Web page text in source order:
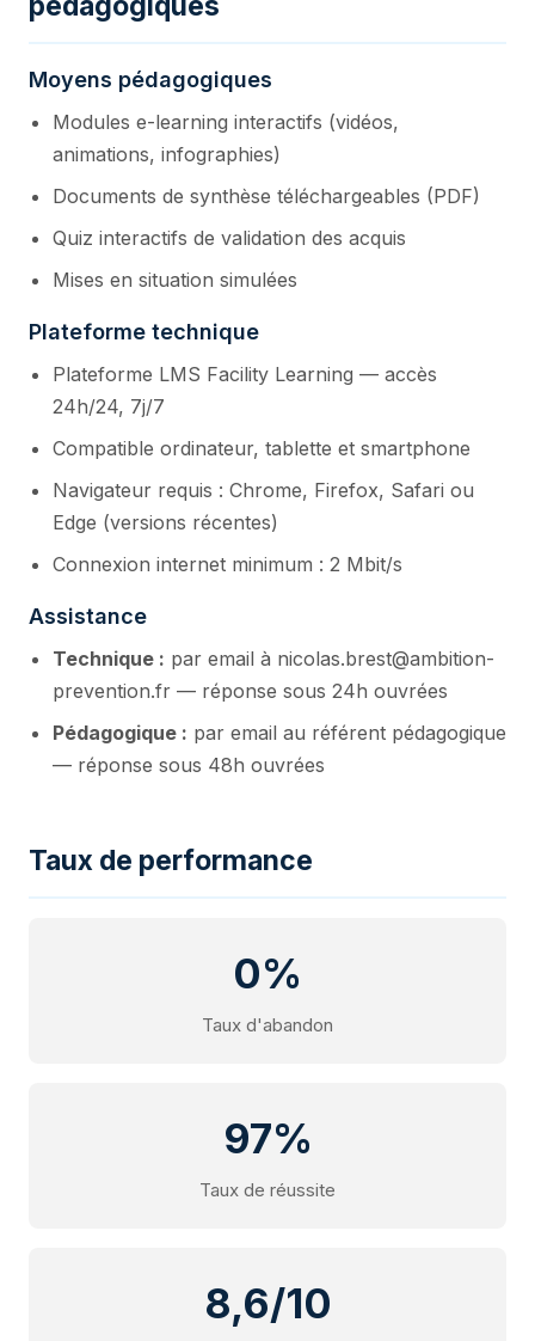
Moyens pédagogiques
Modules e-learning interactifs (vidéos,
animations, infographies)
Documents de synthèse téléchargeables (PDF)
Quiz interactifs de validation des acquis
Mises en situation simulées
Plateforme technique
Plateforme LMS Facility Learning — accès
24h/24, 7j/7
Compatible ordinateur, tablette et smartphone
Navigateur requis : Chrome, Firefox, Safari ou
Edge (versions récentes)
Connexion internet minimum : 2 Mbit/s
Assistance
Technique : par email à nicolas.brest@ambition-
prevention.fr — réponse sous 24h ouvrées
Pédagogique : par email au référent pédagogique
— réponse sous 48h ouvrées
Taux de performance
0%
Taux d'abandon
97%
Taux de réussite
8,6/10